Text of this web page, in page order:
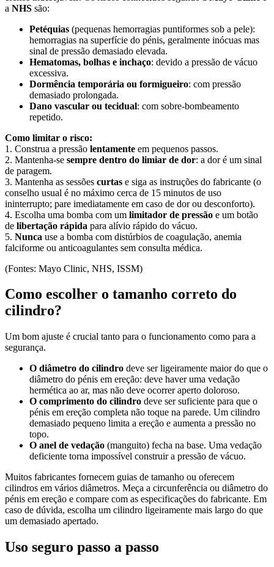
a NHS são:
Petéquias (pequenas hemorragias puntiformes sob a pele):
hemorragias na superfície do pénis, geralmente inócuas mas
sinal de pressão demasiado elevada.
Hematomas, bolhas e inchaço: devido a pressão de vácuo
excessiva.
Dormência temporária ou formigueiro: com pressão
demasiado prolongada.
Dano vascular ou tecidual: com sobre-bombeamento
repetido.
Como limitar o risco:
1. Construa a pressão lentamente em pequenos passos.
2. Mantenha-se sempre dentro do limiar de dor: a dor é um sinal
de paragem.
3. Mantenha as sessões curtas e siga as instruções do fabricante (o
conselho usual é no máximo cerca de 15 minutos de uso
ininterrupto; pare imediatamente em caso de dor ou desconforto).
4. Escolha uma bomba com um limitador de pressão e um botão
de libertação rápida para alívio rápido do vácuo.
5. Nunca use a bomba com distúrbios de coagulação, anemia
falciforme ou anticoagulantes sem consulta médica.
(Fontes: Mayo Clinic, NHS, ISSM)
Como escolher o tamanho correto do
cilindro?
Um bom ajuste é crucial tanto para o funcionamento como para a
segurança.
O diâmetro do cilindro deve ser ligeiramente maior do que o
diâmetro do pénis em ereção: deve haver uma vedação
hermética ao ar, mas não deve ocorrer aperto doloroso.
O comprimento do cilindro deve ser suficiente para que o
pénis em ereção completa não toque na parede. Um cilindro
demasiado pequeno limita a ereção e aumenta a pressão no
topo.
O anel de vedação (manguito) fecha na base. Uma vedação
deficiente torna impossível construir a pressão de vácuo.
Muitos fabricantes fornecem guias de tamanho ou oferecem
cilindros em vários diâmetros. Meça a circunferência ou diâmetro do
pénis em ereção e compare com as especificações do fabricante. Em
caso de dúvida, escolha um cilindro ligeiramente mais largo do que
um demasiado apertado.
Uso seguro passo a passo